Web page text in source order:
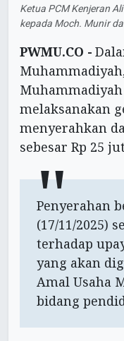
Ketua PCM Kenjeran
kepada Moch. Munir
PWMU.CO -
Muhammadiyah
melaksanakan
menyerahkan
sebesar Rp 25
Penyerahan
(17/11/2025)
terhadap
yang akan
Amal Usaha
bidang